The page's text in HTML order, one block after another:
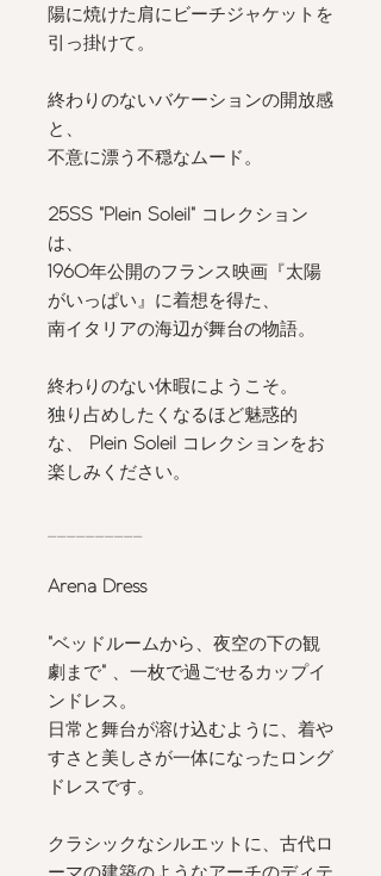
陽に焼けた肩にビーチジャケットを
引っ掛けて。
終わりのないバケーションの開放感
と、
不意に漂う不穏なムード。
25SS "Plein Soleil" コレクション
は、
1960年公開のフランス映画『太陽
がいっぱい』に着想を得た、
南イタリアの海辺が舞台の物語。
終わりのない休暇にようこそ。
独り占めしたくなるほど魅惑的
な、
Plein Soleil コレクションをお
楽しみください。
Arena Dress
"ベッドルームから、夜空の下の観
劇まで" 、一枚で過ごせるカップイ
ンドレス。
日常と舞台が溶け込むように、着や
すさと美しさが一体になったロング
ドレスです。
クラシックなシルエットに、古代ロ
ーマの建築のようなアーチのディテ